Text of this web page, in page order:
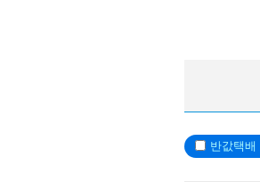
반값택배